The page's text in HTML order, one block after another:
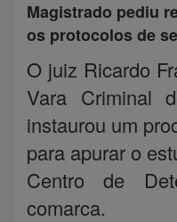
Magistrado pediu
os protocolos de
O juiz Ricardo
Vara Criminal
instaurou um
para apurar o
Centro de
comarca.